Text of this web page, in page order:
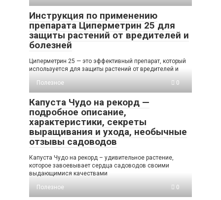
Инструкция по применению
препарата Циперметрин 25 для
защиты растений от вредителей и
болезней
Циперметрин 25 — это эффективный препарат, который
используется для защиты растений от вредителей и
Полезное
0
Капуста Чудо на рекорд —
подробное описание,
характеристики, секреты
выращивания и ухода, необычные
отзывы садоводов
Капуста Чудо на рекорд – удивительное растение,
которое завоевывает сердца садоводов своими
выдающимися качествами
Полезное
0